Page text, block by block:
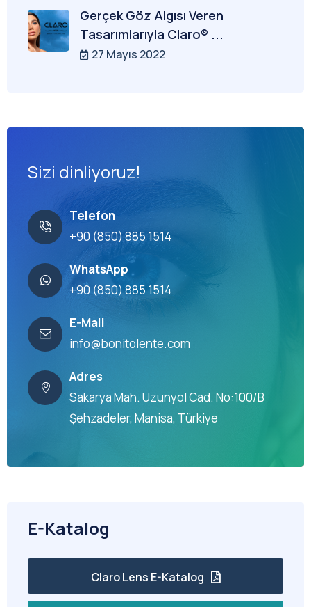
Gerçek Göz Algısı Veren
Tasarımlarıyla Claro® ...
27 Mayıs 2022
Sizi dinliyoruz!
Telefon
+90 (850) 885 1514
WhatsApp
+90 (850) 885 1514
E-Mail
info@bonitolente.com
Adres
Sakarya Mah. Uzunyol Cad. No:100/B
Şehzadeler, Manisa, Türkiye
E-Katalog
Claro Lens E-Katalog